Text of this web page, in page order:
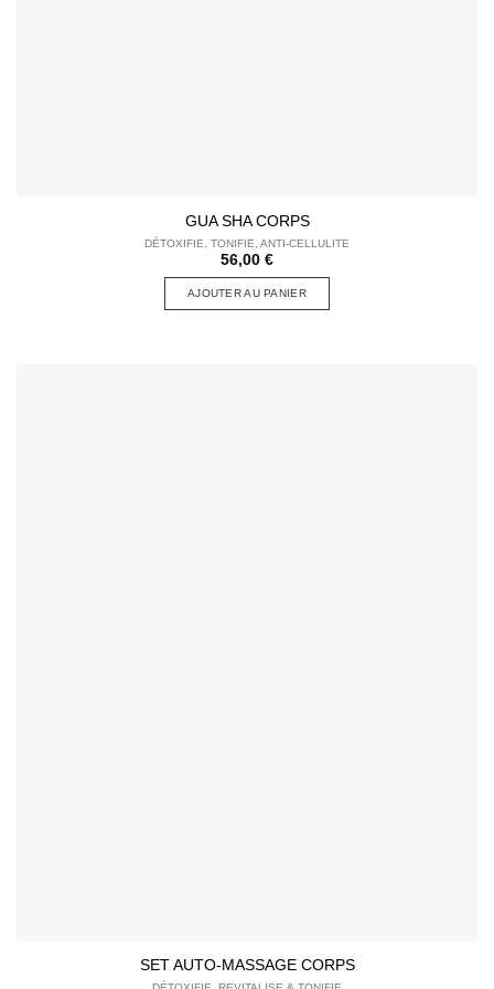
GUA SHA CORPS
56,00 €
DÉTOXIFIE, TONIFIE, ANTI-CELLULITE
AJOUTER AU PANIER
SET AUTO-MASSAGE CORPS